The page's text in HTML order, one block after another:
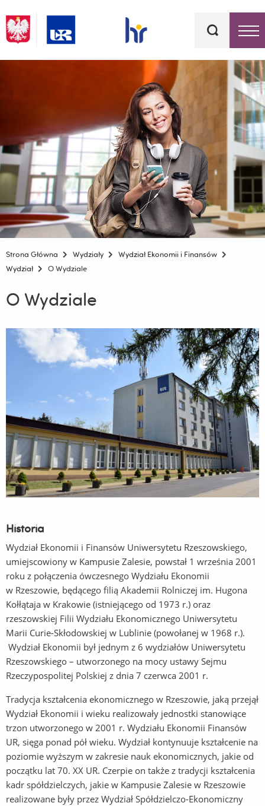
kluczowe
Strona Główna Wydziały
Wydział Ekonomii i Finansów
Wydział
O Wydziale
O Wydziale
Historia
Wydział Ekonomii i Finansów Uniwersytetu Rzeszowskiego,
umiejscowiony w Kampusie Zalesie, powstał 1 września 2001
roku z połączenia ówczesnego Wydziału Ekonomii
w Rzeszowie, będącego filią Akademii Rolniczej im. Hugona
Kołłątaja w Krakowie (istniejącego od 1973 r.) oraz
rzeszowskiej Filii Wydziału Ekonomicznego Uniwersytetu
Marii Curie-Skłodowskiej w Lublinie (powołanej w 1968 r.).
Wydział Ekonomii był jednym z 6 wydziałów Uniwersytetu
Rzeszowskiego – utworzonego na mocy ustawy Sejmu
Rzeczypospolitej Polskiej z dnia 7 czerwca 2001 r.
Tradycja kształcenia ekonomicznego w Rzeszowie, jaką przejął
Wydział Ekonomii i wieku realizowały jednostki stanowiące
trzon utworzonego w 2001 r. Wydziału Ekonomii Finansów
UR, sięga ponad pół wieku. Wydział kontynuuje kształcenie na
poziomie wyższym w zakresie nauk ekonomicznych, jakie od
początku lat 70. XX UR. Czerpie on także z tradycji kształcenia
kadr spółdzielczych, jakie w Kampusie Zalesie w Rzeszowie
realizowane były przez Wydział Spółdzielczo-Ekonomiczny